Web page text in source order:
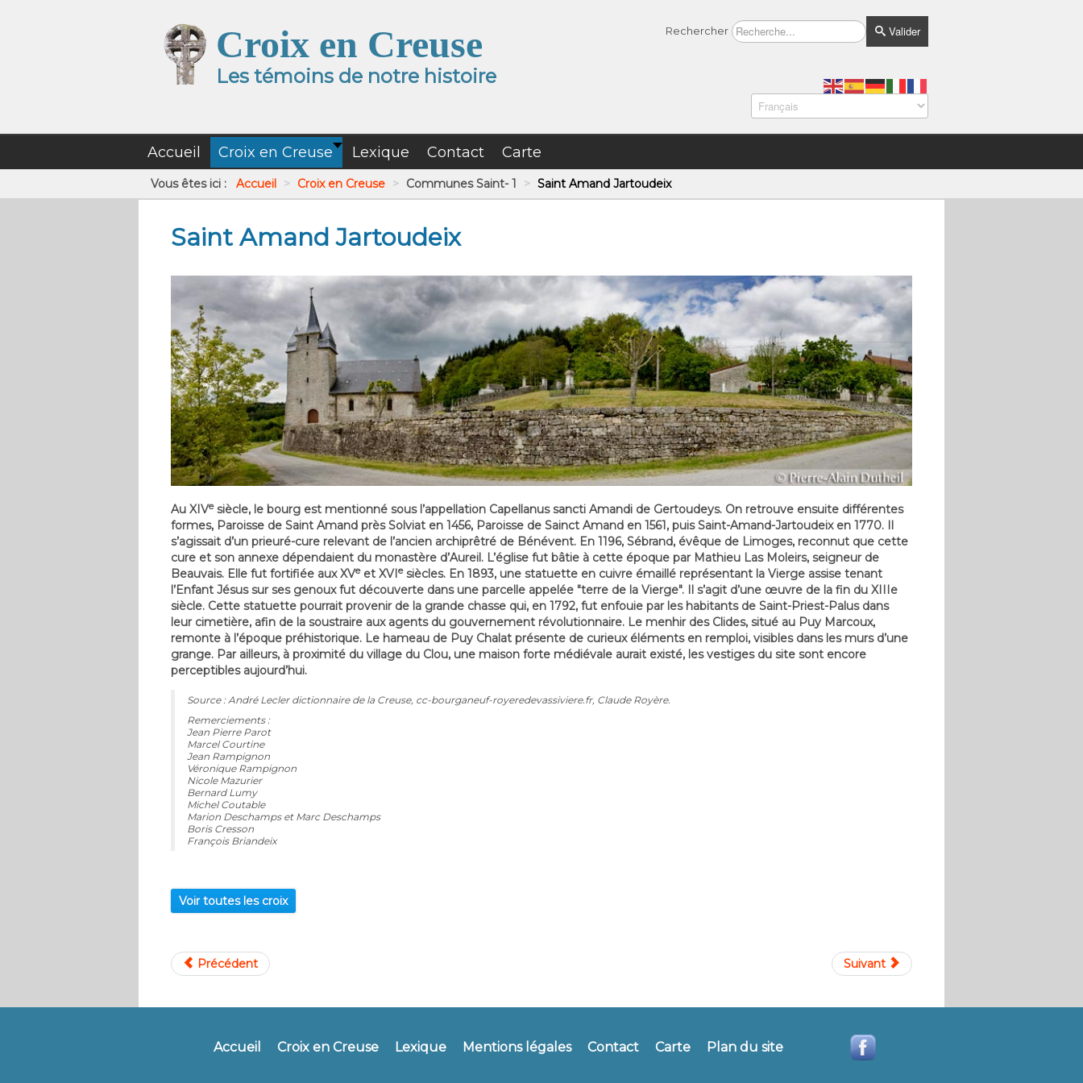
Croix en Creuse
Les témoins de notre histoire
Rechercher Valider
Accueil Croix en Creuse Lexique Contact Carte
Vous êtes ici : Accueil > Croix en Creuse > Communes Saint- 1 > Saint Amand Jartoudeix
Saint Amand Jartoudeix
Au XIVesiècle, le bourg est mentionné sous l’appellation Capellanus sancti Amandi de Gertoudeys. On retrouve ensuite différentes
formes, Paroisse de Saint Amand près Solviat en 1456, Paroisse de Sainct Amand en 1561, puis Saint-Amand-Jartoudeix en 1770. Il
s’agissait d’un prieuré-cure relevant de l’ancien archiprêtré de Bénévent. En 1196, Sébrand, évêque de Limoges, reconnut que cette
cure et son annexe dépendaient du monastère d’Aureil. L’église fut bâtie à cette époque par Mathieu Las Moleirs, seigneur de
Beauvais. Elle fut fortifiée aux XVeet XVIesiècles. En 1893, une statuette en cuivre émaillé représentant la Vierge assise tenant
l’Enfant Jésus sur ses genoux fut découverte dans une parcelle appelée "terre de la Vierge". Il s’agit d’une œuvre de la fin du XIIIe
siècle. Cette statuette pourrait provenir de la grande chasse qui, en 1792, fut enfouie par les habitants de Saint-Priest-Palus dans
leur cimetière, afin de la soustraire aux agents du gouvernement révolutionnaire. Le menhir des Clides, situé au Puy Marcoux,
remonte à l’époque préhistorique. Le hameau de Puy Chalat présente de curieux éléments en remploi, visibles dans les murs d’une
grange. Par ailleurs, à proximité du village du Clou, une maison forte médiévale aurait existé, les vestiges du site sont encore
perceptibles aujourd’hui.
Source : André Lecler dictionnaire de la Creuse, cc-bourganeuf-royeredevassiviere.fr, Claude Royère.
Remerciements :
Jean Pierre Parot
Marcel Courtine
Jean Rampignon
Véronique Rampignon
Nicole Mazurier
Bernard Lumy
Michel Coutable
Marion Deschamps et Marc Deschamps
Boris Cresson
François Briandeix
Voir toutes les croix
Précédent Suivant
Accueil Croix en Creuse Lexique Mentions légales Contact Carte Plan du site